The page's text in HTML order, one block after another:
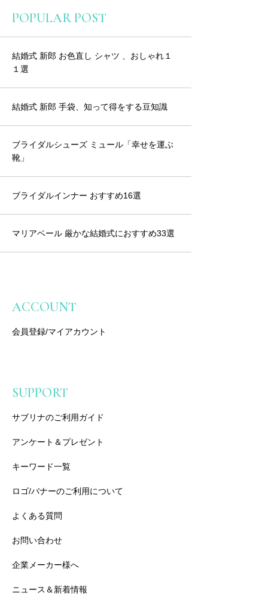
POPULAR POST
結婚式 新郎 お色直し シャツ 、おしゃれ１
１選
結婚式 新郎 手袋、知って得をする豆知識
ブライダルシューズ ミュール「幸せを運ぶ
靴」
ブライダルインナー おすすめ16選
マリアベール 厳かな結婚式におすすめ33選
ACCOUNT
会員登録/マイアカウント
SUPPORT
サブリナのご利用ガイド
アンケート＆プレゼント
キーワード一覧
ロゴ/バナーのご利用について
よくある質問
お問い合わせ
企業メーカー様へ
ニュース＆新着情報